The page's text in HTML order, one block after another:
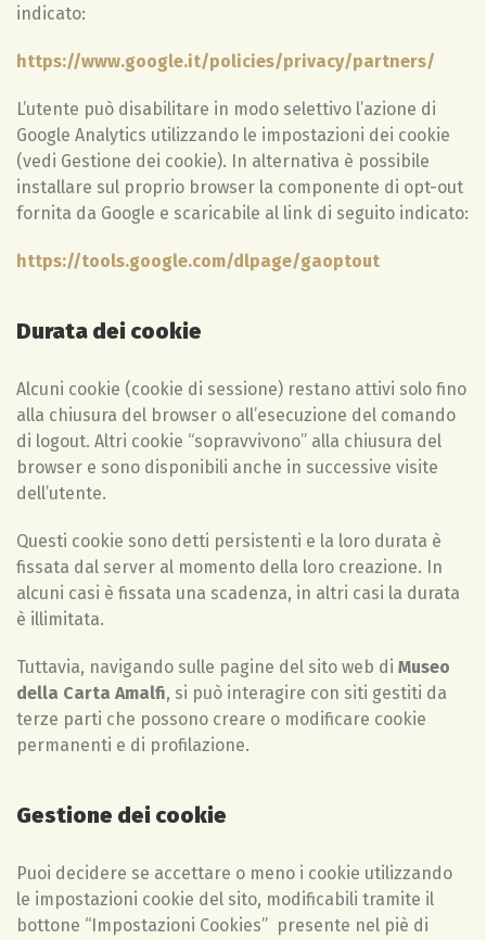
indicato:
https://www.google.it/policies/privacy/partners/
L’utente può disabilitare in modo selettivo l’azione di
Google Analytics utilizzando le impostazioni dei cookie
(vedi Gestione dei cookie). In alternativa è possibile
installare sul proprio browser la componente di opt-out
fornita da Google e scaricabile al link di seguito indicato:
https://tools.google.com/dlpage/gaoptout
Durata dei cookie
Alcuni cookie (cookie di sessione) restano attivi solo fino
alla chiusura del browser o all’esecuzione del comando
di logout. Altri cookie “sopravvivono” alla chiusura del
browser e sono disponibili anche in successive visite
dell’utente.
Questi cookie sono detti persistenti e la loro durata è
fissata dal server al momento della loro creazione. In
alcuni casi è fissata una scadenza, in altri casi la durata
è illimitata.
Tuttavia, navigando sulle pagine del sito web di Museo
della Carta Amalfi, si può interagire con siti gestiti da
terze parti che possono creare o modificare cookie
permanenti e di profilazione.
Gestione dei cookie
Puoi decidere se accettare o meno i cookie utilizzando
le impostazioni cookie del sito, modificabili tramite il
bottone “Impostazioni Cookies” presente nel piè di